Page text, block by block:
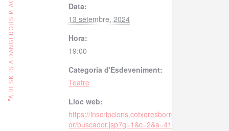
Data:
13 setembre, 2024
Hora:
19:00
Categoria d'Esdeveniment:
Teatre
Lloc web:
https://inscripcions.cotxeresborrell.net/
or/buscador.jsp?g=1&c=2&a=4161